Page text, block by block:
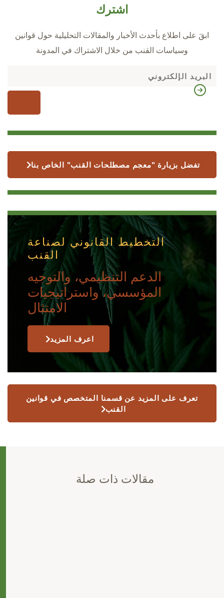
اشترك
ابقَ على اطلاع بأحدث الأخبار والمقالات التحليلية حول قوانين
وسياسات القنب من خلال الاشتراك في المدونة
تفضل بزيارة "معجم مصطلحات القنب" الخاص بنا
التخطيط القانوني لصناعة
القنب
الدعم التنظيمي، والتوجيه
المؤسسي، واستراتيجيات
الامتثال
اعرف المزيد
تعرف على المزيد عن قسمنا المتخصص في قوانين
القنب
مقالات ذات صلة